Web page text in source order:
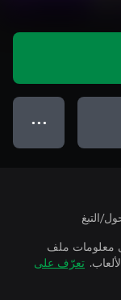
● ● ●
التبغ
معلومات ملف
تعرّف على